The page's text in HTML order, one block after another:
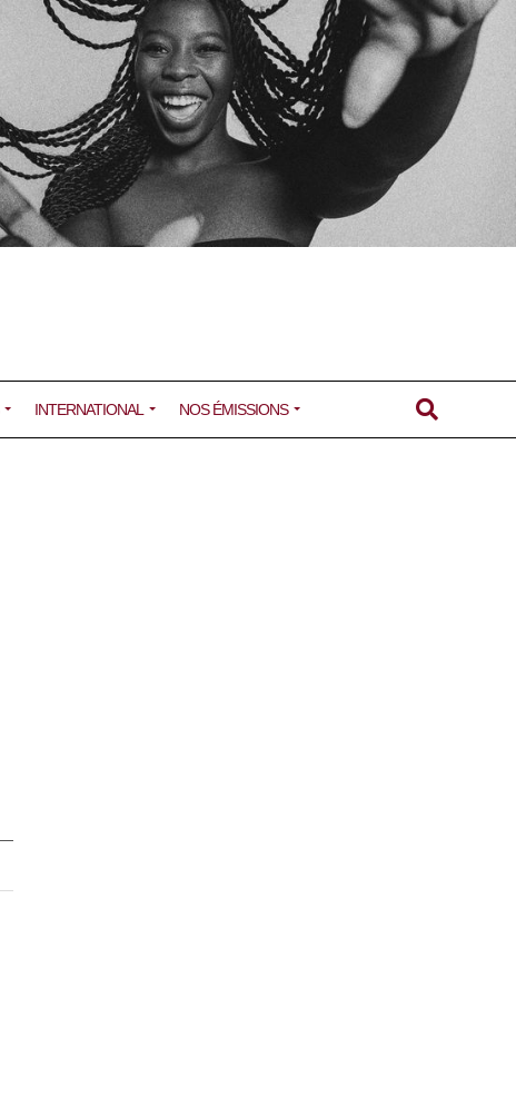
INTERNATIONAL NOS ÉMISSIONS